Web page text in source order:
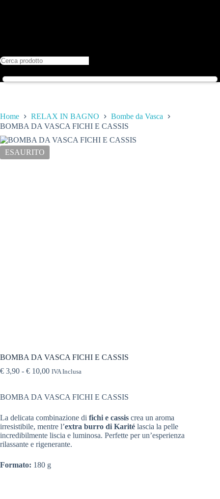
Home RELAX IN BAGNO
Bombe da Vasca
BOMBA DA VASCA FICHI E CASSIS
ESAURITO
BOMBA DA VASCA FICHI E CASSIS
€ 3,90 - € 10,00Fascia
da
a
€ 10,00
IVA Inclusa
BOMBA DA VASCA FICHI E CASSIS
La delicata combinazione di fichi e cassis crea un aroma
irresistibile, mentre l’extra burro di Karité lascia la pelle
incredibilmente liscia e luminosa. Perfette per un’esperienza
rilassante e rigenerante.
Formato: 180 g